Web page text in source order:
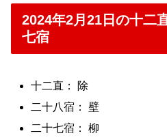
2024年2月21日の十二
七宿
十二直： 除
二十八宿： 壁
二十七宿： 柳